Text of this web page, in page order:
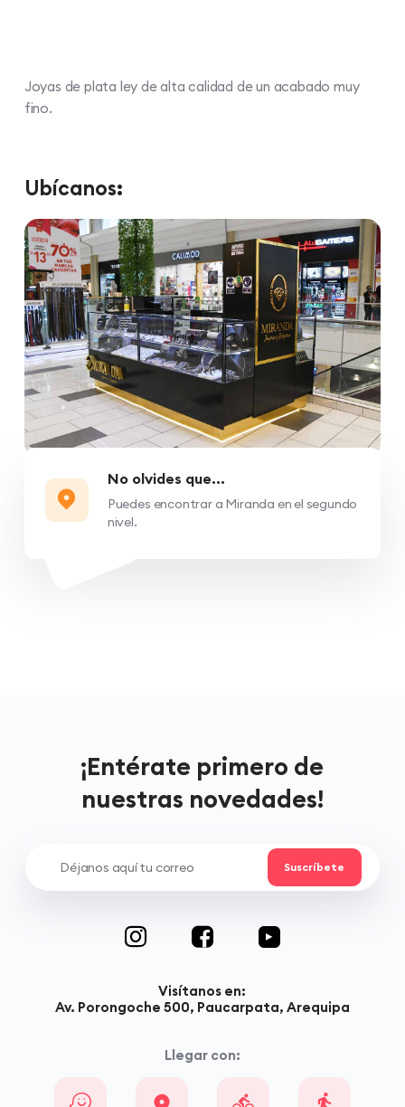
Joyas de plata ley de alta calidad de un acabado muy
fino.
Ubícanos:
No olvides que...
Puedes encontrar a Miranda en el segundo
nivel.
¡Entérate primero de
nuestras novedades!
Visítanos en:
Av. Porongoche 500, Paucarpata, Arequipa
Llegar con: